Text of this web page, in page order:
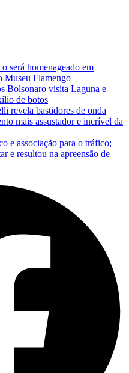
será homenageado em
Museu Flamengo
Bolsonaro visita Laguna e
de botos
revela bastidores de onda
mais assustador e incrível da
e associação para o tráfico;
e resultou na apreensão de